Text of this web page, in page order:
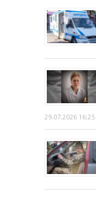
29.07.2026 16:25